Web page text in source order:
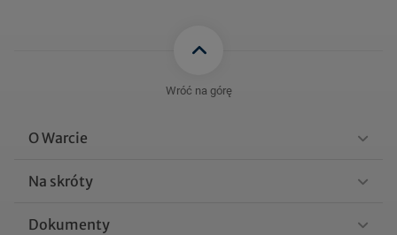
Wróć na górę
O Warcie
Na skróty
Dokumenty